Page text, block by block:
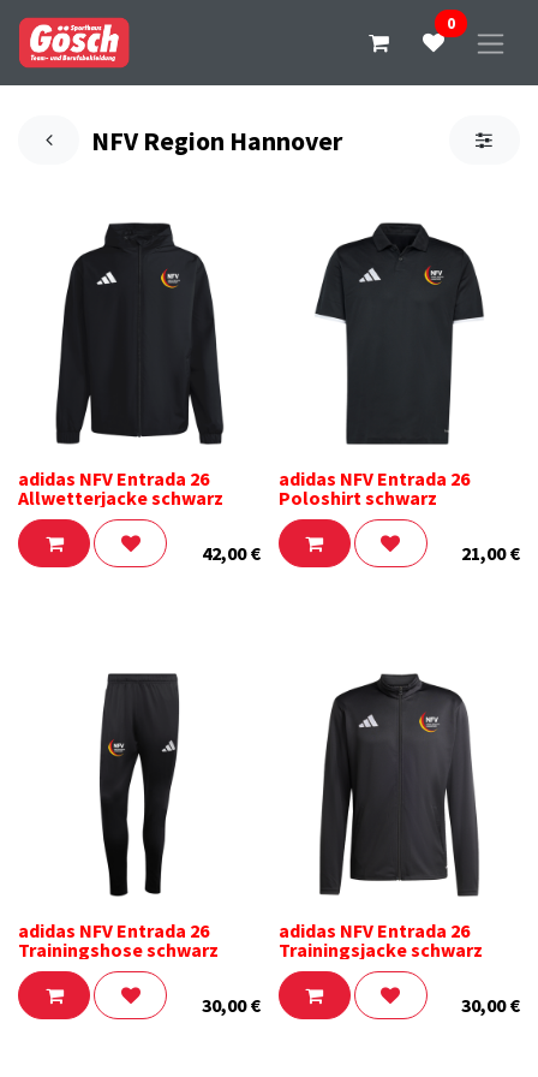
0
NFV Region Hannover
adidas NFV Entrada 26
Allwetterjacke schwarz
42,00€
adidas NFV Entrada 26
Poloshirt schwarz
21,00€
adidas NFV Entrada 26
Trainingshose schwarz
30,00€
adidas NFV Entrada 26
Trainingsjacke schwarz
30,00€